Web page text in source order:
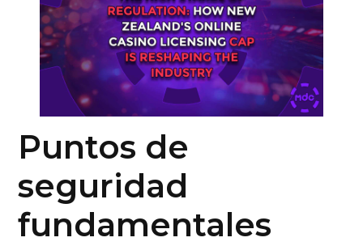
Puntos de
seguridad
fundamentales